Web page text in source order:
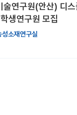
술연구원(안산) 디
생연구원 모집
소재연구실